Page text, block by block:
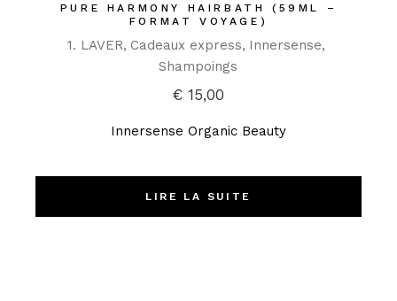
PURE HARMONY HAIRBATH (59ML –
FORMAT VOYAGE)
1. LAVER Cadeaux express Innersense
Shampoings
€ 15,00
Innersense Organic Beauty
LIRE LA SUITE